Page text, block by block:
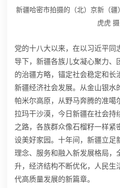
新疆哈密市拍摄的（北）京新（
虎虎 摄
党的十八大以来，在以习近平同
导下，新疆各族儿女凝心聚力、
的治疆方略，锚定社会稳定和长
新疆经济社会发展。从金山银水
帕米尔高原，从野马奔腾的准噶
拉玛干沙漠，今日新疆在社会持
之路，各族群众像石榴籽一样紧
设美好家园。十年间，新疆立足
理念、服务和融入新发展格局，
升，经济结构不断优化，人民生
代高质量发展的新篇章。